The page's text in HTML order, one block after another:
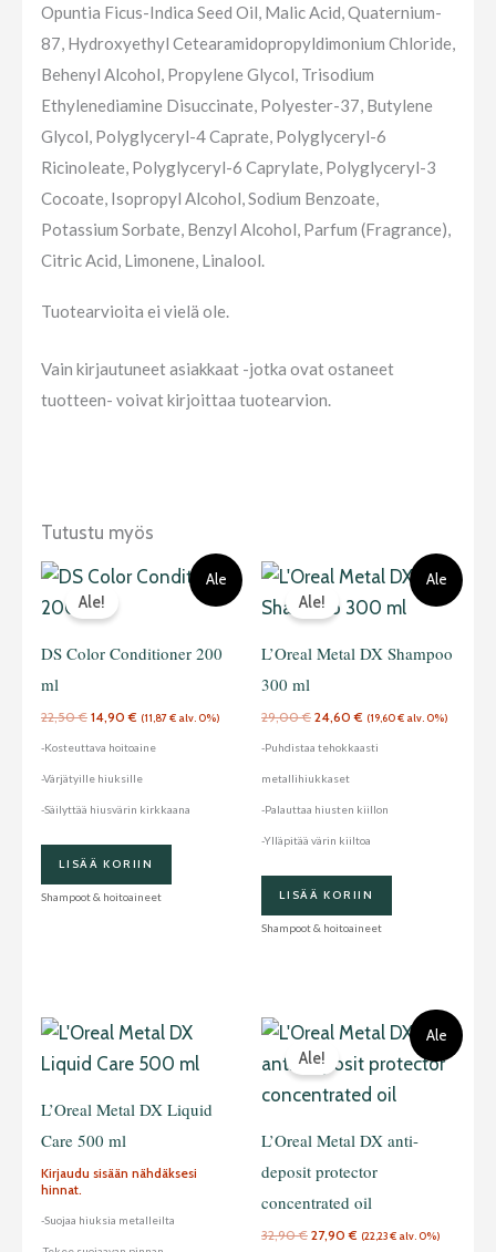
Opuntia Ficus-Indica Seed Oil, Malic Acid, Quaternium-
87, Hydroxyethyl Cetearamidopropyldimonium Chloride,
Behenyl Alcohol, Propylene Glycol, Trisodium
Ethylenediamine Disuccinate, Polyester-37, Butylene
Glycol, Polyglyceryl-4 Caprate, Polyglyceryl-6
Ricinoleate, Polyglyceryl-6 Caprylate, Polyglyceryl-3
Cocoate, Isopropyl Alcohol, Sodium Benzoate,
Potassium Sorbate, Benzyl Alcohol, Parfum (Fragrance),
Citric Acid, Limonene, Linalool.
Tuotearvioita ei vielä ole.
Vain kirjautuneet asiakkaat -jotka ovat ostaneet
tuotteen- voivat kirjoittaa tuotearvion.
Tutustu myös
Ale
Ale!
DS Color Conditioner 200
ml
22,50€
Alkuperäinen
hinta
oli:
22,50 €.
14,90€
Nykyinen
hinta
(11,87€ alv. 0%)
-Kosteuttava hoitoaine
-Värjätyille hiuksille
-Säilyttää hiusvärin kirkkaana
LISÄÄ KORIIN
Shampoot & hoitoaineet
Ale
Ale!
L’Oreal Metal DX Shampoo
300 ml
29,00€
Alkuperäinen
hinta
oli:
29,00 €.
24,60€
Nykyinen
hinta
on:
24,60 €.
(19,60€ alv. 0%)
-Puhdistaa tehokkaasti
metallihiukkaset
-Palauttaa hiusten kiillon
-Ylläpitää värin kiiltoa
LISÄÄ KORIIN
Shampoot & hoitoaineet
L’Oreal Metal DX Liquid
Care 500 ml
Kirjaudu sisään nähdäksesi
hinnat.
-Suojaa hiuksia metalleilta
Ale
Ale!
L’Oreal Metal DX anti-
deposit protector
concentrated oil
32,90€
Alkuperäinen
hinta
oli:
32,90 €.
27,90€
Nykyinen
hinta
on:
27,90 €.
(22,23€ alv. 0%)